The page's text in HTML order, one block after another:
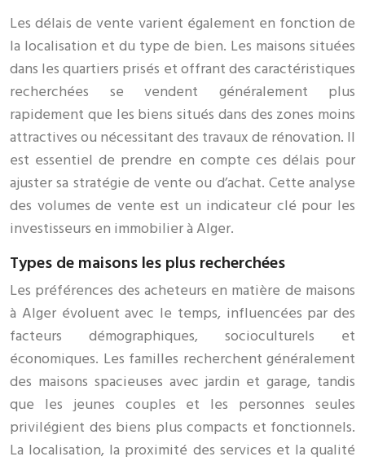
Les délais de vente varient également en fonction de
la localisation et du type de bien. Les maisons situées
dans les quartiers prisés et offrant des caractéristiques
recherchées se vendent généralement plus
rapidement que les biens situés dans des zones moins
attractives ou nécessitant des travaux de rénovation. Il
est essentiel de prendre en compte ces délais pour
ajuster sa stratégie de vente ou d’achat. Cette analyse
des volumes de vente est un indicateur clé pour les
investisseurs en immobilier à Alger.
Types de maisons les plus recherchées
Les préférences des acheteurs en matière de maisons
à Alger évoluent avec le temps, influencées par des
facteurs démographiques, socioculturels et
économiques. Les familles recherchent généralement
des maisons spacieuses avec jardin et garage, tandis
que les jeunes couples et les personnes seules
privilégient des biens plus compacts et fonctionnels.
La localisation, la proximité des services et la qualité